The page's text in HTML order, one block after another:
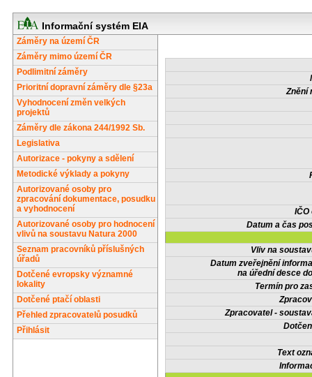
Informační systém EIA
Záměry na území ČR
Záměry mimo území ČR
Podlimitní záměry
Prioritní dopravní záměry dle §23a
Vyhodnocení změn velkých
projektů
Záměry dle zákona 244/1992 Sb.
Legislativa
Autorizace - pokyny a sdělení
Metodické výklady a pokyny
Autorizované osoby pro
zpracování dokumentace, posudku
a vyhodnocení
Autorizované osoby pro hodnocení
vlivů na soustavu Natura 2000
Seznam pracovníků příslušných
úřadů
Dotčené evropsky významné
lokality
Dotčené ptačí oblasti
Přehled zpracovatelů posudků
Přihlásit
Znění
IČO
Datum a čas
Vliv na
Datum zveřejnění
na úřední desce
Termín pro
Zpracovatel -
Text